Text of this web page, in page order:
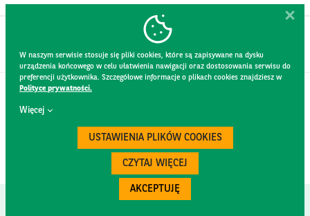
W naszym serwisie stosuje się pliki cookies, które są zapisywane na dysku
urządzenia końcowego w celu ułatwienia nawigacji oraz dostosowania serwisu do
preferencji użytkownika. Szczegółowe informacje o plikach cookies znajdziesz w
Polityce prywatności.
Więcej
USTAWIENIA PLIKÓW COOKIES
CZYTAJ WIĘCEJ
AKCEPTUJĘ
KONTAKT
REGULAMIN STRONY
POLITYKA PRYWATNOŚCI